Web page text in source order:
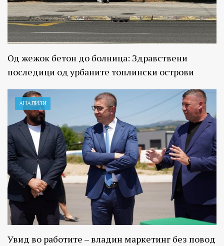
Од жежок бетон до болница: Здравствени
последици од урбаните топлински острови
АНАЛИЗИ
Увид во работите – владин маркетинг без повод